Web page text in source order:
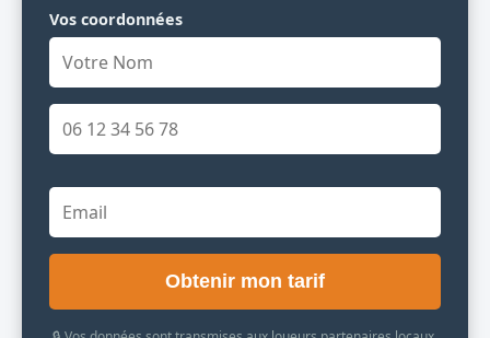
Vos coordonnées
Obtenir mon tarif